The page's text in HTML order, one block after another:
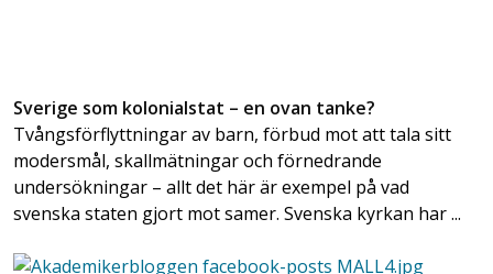
Sverige som kolonialstat – en ovan tanke?
Tvångsförflyttningar av barn, förbud mot att tala sitt
modersmål, skallmätningar och förnedrande
undersökningar – allt det här är exempel på vad
svenska staten gjort mot samer. Svenska kyrkan har ...